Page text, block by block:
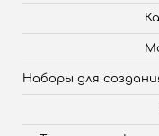
Наборы для